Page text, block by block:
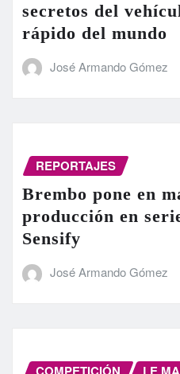
secretos del
rápido del mundo
José Armando Gómez
REPORTAJES
Brembo pone en
producción en
Sensify
José Armando Gómez